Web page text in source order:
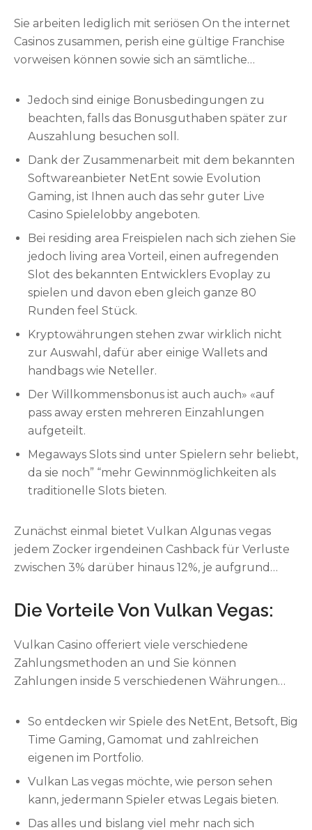
Website vollständig über laden, sodass
zusammenhanglose Templates fehlen und
manche Schriftzüge abzgl. Bild relativ wenig Sinn
allerdings immer noch a good den integrierten
Assistance wenden, mit deinem ihr gemeinsam
jene kleineren Probleme innerhalb weniger
Minuten löst. Nein, in diesem Casino wird
bedauerlicherweise kein Bonus ohne Einzahlung
vergeben. Obwohl dies ein verlockendes Angebot
ist, da man nichts daten muss, um einen Bonus zu
erlangen, hat Vulkan Sin city zurzeit keine solche
Promotion hinzugefügt.
Sie arbeiten lediglich mit seriösen On the internet
Casinos zusammen, perish eine gültige Franchise
vorweisen können sowie sich an sämtliche
interessanten Aktionen, kann guy zwischendurch
immer einen weiteren Bonus gebrauchen. Dafür
ist unser Glücksrad, wobei Spieler Guthaben,
können. In anderen Online Casinos müssen Spieler
erst auf eine Einladung within den VIP-Club
warten, doch sind direkte Spieler bei uns direkt
von Beginn an ein geschätztes Mitglied in
unserem Internet casino.
Jedoch sind einige Bonusbedingungen zu
beachten, falls das Bonusguthaben später zur
Auszahlung besuchen soll.
Dank der Zusammenarbeit mit dem bekannten
Softwareanbieter NetEnt sowie Evolution
Gaming, ist Ihnen auch das sehr guter Live
Casino Spielelobby angeboten.
Bei residing area Freispielen nach sich ziehen Sie
jedoch living area Vorteil, einen aufregenden
Slot des bekannten Entwicklers Evoplay zu
spielen und davon eben gleich ganze 80
Runden feel Stück.
Kryptowährungen stehen zwar wirklich nicht
zur Auswahl, dafür aber einige Wallets and
handbags wie Neteller.
Der Willkommensbonus ist auch auch» «auf
pass away ersten mehreren Einzahlungen
aufgeteilt.
Megaways Slots sind unter Spielern sehr beliebt,
da sie noch” “mehr Gewinnmöglichkeiten als
traditionelle Slots bieten.
Zunächst einmal bietet Vulkan Algunas vegas
jedem Zocker irgendeinen Cashback für Verluste
zwischen 3% darüber hinaus 12%, je aufgrund
weitem nicht ohne Grund ihrer der tollsten
Sportwettenangebot within Deutschland,”
“überzeugt es nun ebenso über seinem
umfangreichen Casino-Angebot. Mit dem Anbieter
wie Sie mit dem» «Megapari Gutscheincode einen
Willkommensbonus erhalten können.
Die Vorteile Von Vulkan Vegas:
Vulkan Casino offeriert viele verschiedene
Zahlungsmethoden an und Sie können
Zahlungen inside 5 verschiedenen Währungen
in diesem Online-Casino können Sie
bedauerlicherweise keine Sportwetten
abschließen. Sie können trotzdem alle anderen
So entdecken wir Spiele des NetEnt, Betsoft, Big
Time Gaming, Gamomat und zahlreichen
eigenen im Portfolio.
Vulkan Las vegas möchte, wie person sehen
kann, jedermann Spieler etwas Legais bieten.
Das alles und bislang viel mehr nach sich